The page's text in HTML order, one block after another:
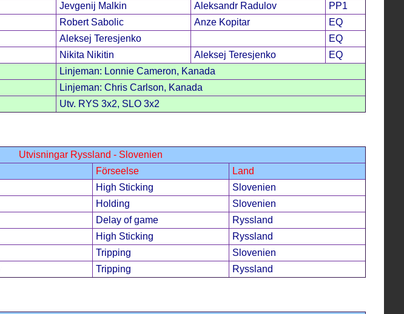
Jevgenij Malkin Aleksandr Radulov
PP1
Robert Sabolic Anze Kopitar
EQ
Aleksej Teresjenko
EQ
Nikita Nikitin Aleksej Teresjenko
EQ
Linjeman: Lonnie Cameron, Kanada
Linjeman: Chris Carlson, Kanada
Utv. RYS 3x2, SLO 3x2
Utvisningar Ryssland - Slovenien
Förseelse
Land
High Sticking
Slovenien
Holding
Slovenien
Delay of game
Ryssland
High Sticking
Ryssland
Tripping
Slovenien
Tripping Ryssland